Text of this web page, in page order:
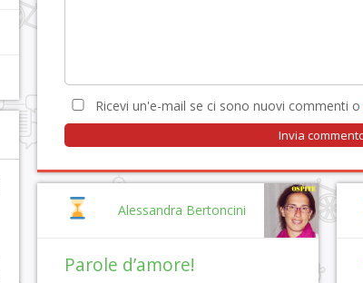
Ricevi un'e-mail se ci sono nuovi commenti o
Alessandra Bertoncini
Parole d’amore!